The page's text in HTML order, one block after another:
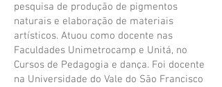
pesquisa de produção de pigmentos
naturais e elaboração de materiais
artísticos. Atuou como docente nas
Faculdades Unimetrocamp e Unitá, no
Cursos de Pedagogia e dança. Foi docente
na Universidade do Vale do São Francisco